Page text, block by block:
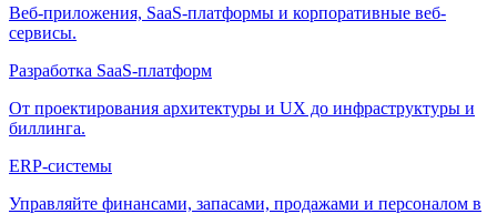
Веб-приложения, SaaS-платформы и корпоративные веб-
сервисы.
Разработка SaaS-платформ
От проектирования архитектуры и UX до инфраструктуры и
биллинга.
ERP-системы
Управляйте финансами, запасами, продажами и персоналом в